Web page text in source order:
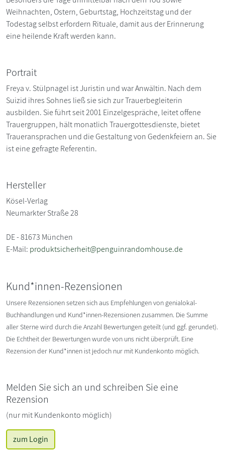
Weihnachten, Ostern, Geburtstag, Hochzeitstag und der
Todestag selbst erfordern Rituale, damit aus der Erinnerung
eine heilende Kraft werden kann.
Portrait
Freya v. Stülpnagel ist Juristin und war Anwältin. Nach dem
Suizid ihres Sohnes ließ sie sich zur Trauerbegleiterin
ausbilden. Sie führt seit 2001 Einzelgespräche, leitet offene
Trauergruppen, hält monatlich Trauergottesdienste, bietet
Traueransprachen und die Gestaltung von Gedenkfeiern an. Sie
ist eine gefragte Referentin.
Hersteller
Kösel-Verlag
Neumarkter Straße 28
DE - 81673 München
E-Mail: produktsicherheit@penguinrandomhouse.de
Kund*innen-Rezensionen
Unsere Rezensionen setzen sich aus Empfehlungen von genialokal-
Buchhandlungen und Kund*innen-Rezensionen zusammen. Die Summe
aller Sterne wird durch die Anzahl Bewertungen geteilt (und ggf. gerundet).
Die Echtheit der Bewertungen wurde von uns nicht überprüft. Eine
Rezension der Kund*innen ist jedoch nur mit Kundenkonto möglich.
Melden Sie sich an und schreiben Sie eine
Rezension
(nur mit Kundenkonto möglich)
zum Login